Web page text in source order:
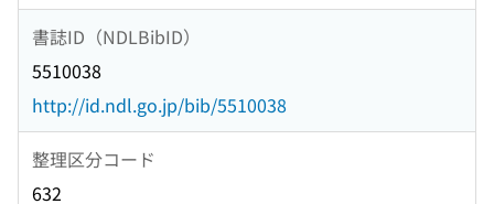
書誌ID（NDLBibID）
5510038
http://id.ndl.go.jp/bib/5510038
整理区分コード
632